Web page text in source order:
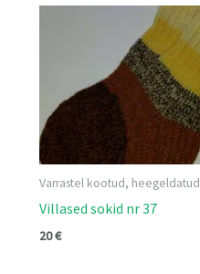
Varrastel kootud, heegeldatud
Villased sokid nr 37
20€